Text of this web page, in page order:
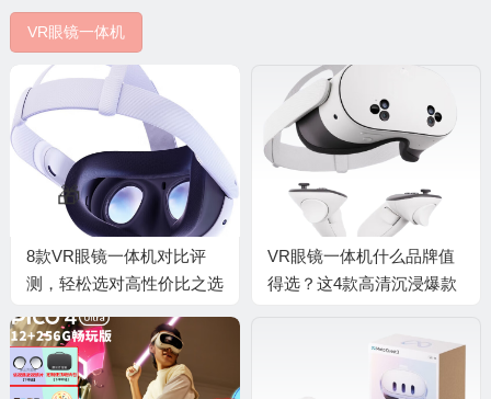
VR眼镜一体机
8款VR眼镜一体机对比评
测，轻松选对高性价比之选
VR眼镜一体机什么品牌值
得选？这4款高清沉浸爆款
💰